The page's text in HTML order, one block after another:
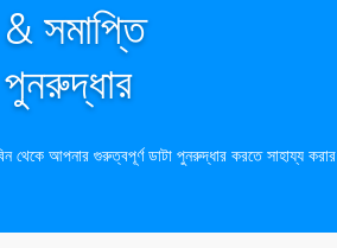
সমাপ্তি
থেকে আপনার গুরুত্বপূর্ণ ডাটা পুনরুদ্ধার করতে সাহায্য করার